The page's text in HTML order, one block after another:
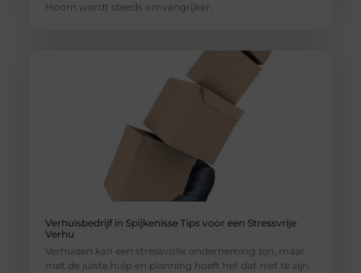
Hoorn wordt steeds omvangrijker,
Verhuisbedrijf in Spijkenisse Tips voor een Stressvrije
Verhu
Verhuizen kan een stressvolle onderneming zijn, maar
met de juiste hulp en planning hoeft het dat niet te zijn.